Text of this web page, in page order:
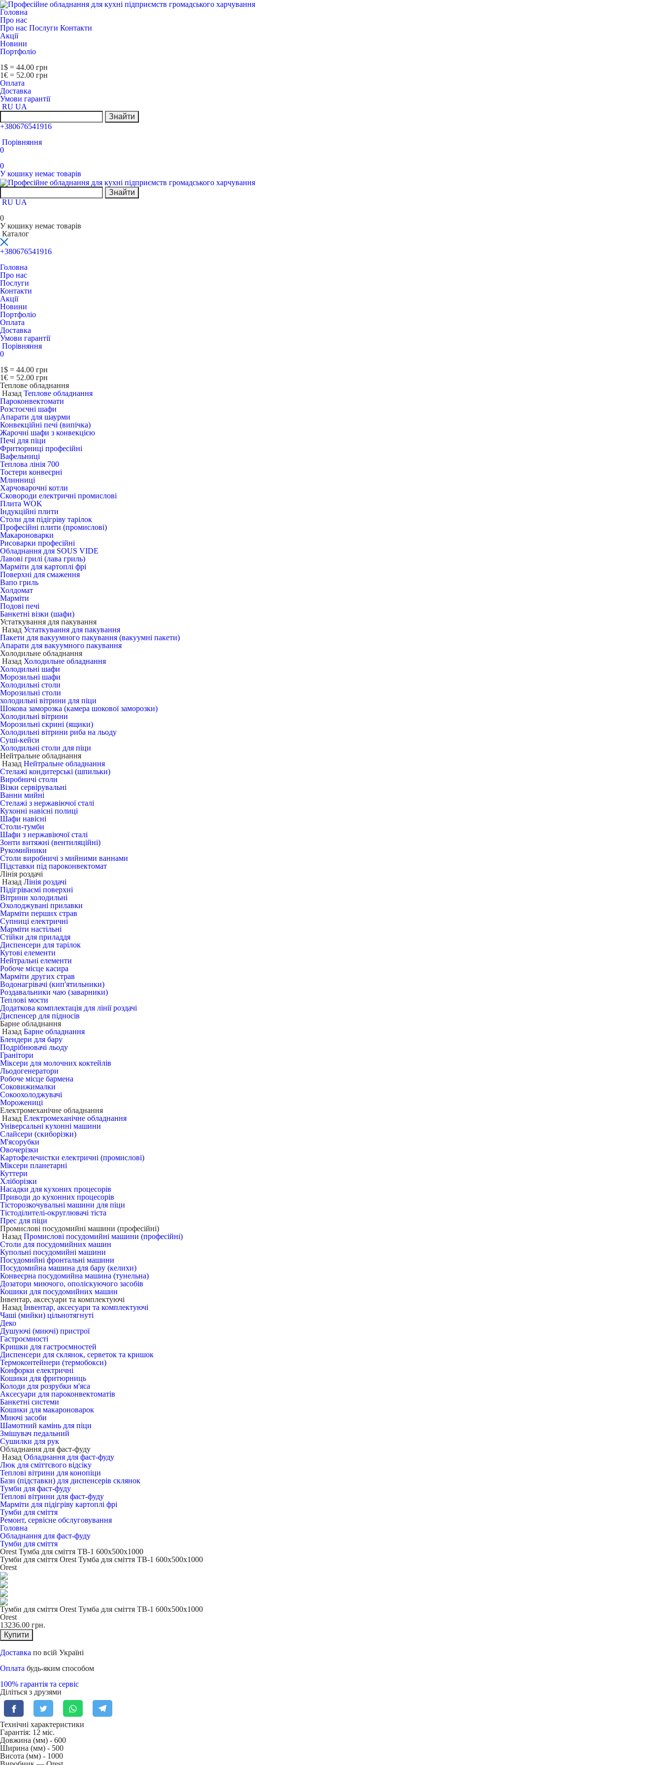
Головна
Про нас
Про нас Послуги Контакти
Акції
Новини
Портфоліо
1$ = 44.00 грн
1€ = 52.00 грн
Оплата
Доставка
Умови гарантії
RU UA
Знайти
+380676541916
Порівняння
0
0
У кошику немає товарів
Знайти
RU UA
0
У кошику немає товарів
Каталог
+380676541916
Головна
Про нас
Послуги
Контакти
Акції
Новини
Портфоліо
Оплата
Доставка
Умови гарантії
Порівняння
0
1$ = 44.00 грн
1€ = 52.00 грн
Теплове обладнання
Назад Теплове обладнання
Пароконвектомати
Розстоєчні шафи
Апарати для шаурми
Конвекційні печі (випічка)
Жарочні шафи з конвекцією
Печі для піци
Фритюрниці професійні
Вафельниці
Теплова лінія 700
Тостери конвеєрні
Млинниці
Харчоварочні котли
Сковороди електричні промислові
Плита WOK
Індукційні плити
Столи для підігріву тарілок
Професійні плити (промислові)
Макароноварки
Рисоварки професійні
Обладнання для SOUS VIDE
Лавові грилі (лава гриль)
Марміти для картоплі фрі
Поверхні для смаження
Вапо гриль
Холдомат
Марміти
Подові печі
Банкетні візки (шафи)
Устаткування для пакування
Назад Устаткування для пакування
Пакети для вакуумного пакування (вакуумні пакети)
Апарати для вакуумного пакування
Холодильне обладнання
Назад Холодильне обладнання
Холодильні шафи
Морозильні шафи
Холодильні столи
Морозильні столи
холодильні вітрини для піци
Шокова заморозка (камера шокової заморозки)
Холодильні вітрини
Морозильні скрині (ящики)
Холодильні вітрини риба на льоду
Суші-кейси
Холодильні столи для піци
Нейтральне обладнання
Назад Нейтральне обладнання
Стелажі кондитерські (шпильки)
Виробничі столи
Візки сервірувальні
Ванни мийні
Стелажі з нержавіючої сталі
Кухонні навісні полиці
Шафи навісні
Столи-тумби
Шафи з нержавіючої сталі
Зонти витяжні (вентиляційні)
Рукомийники
Столи виробничі з мийними ваннами
Підставки під пароконвектомат
Лінія роздачі
Назад Лінія роздачі
Підігріваємі поверхні
Вітрини холодильні
Охолоджувані прилавки
Марміти перших страв
Супниці електричні
Марміти настільні
Стійки для приладдя
Диспенсери для тарілок
Кутові елементи
Нейтральні елементи
Робоче місце касира
Марміти других страв
Водонагрівачі (кип'ятильники)
Роздавальники чаю (заварники)
Теплові мости
Додаткова комплектація для лінії роздачі
Диспенсер для підносів
Барне обладнання
Назад Барне обладнання
Блендери для бару
Подрібнювачі льоду
Гранітори
Міксери для молочних коктейлів
Льодогенератори
Робоче місце бармена
Соковижималки
Сокоохолоджувачі
Морожениці
Електромеханічне обладнання
Назад Електромеханічне обладнання
Універсальні кухонні машини
Слайсери (скиборізки)
М'ясорубки
Овочерізки
Картофелечистки електричні (промислові)
Міксери планетарні
Куттери
Хліборізки
Насадки для кухоних процесорів
Приводи до кухонних процесорів
Тісторозкочувальні машини для піци
Тістоділителі-округлювачі тіста
Прес для піци
Промислові посудомийні машини (професійні)
Назад Промислові посудомийні машини (професійні)
Столи для посудомийних машин
Купольні посудомийні машини
Посудомийні фронтальні машини
Посудомийна машина для бару (келихи)
Конвеєрна посудомийна машина (тунельна)
Дозатори миючого, ополіскуючого засобів
Кошики для посудомийних машин
Інвентар, аксесуари та комплектуючі
Назад Інвентар, аксесуари та комплектуючі
Чаші (мийки) цільнотягнуті
Деко
Душуючі (миючі) пристрої
Гастроємності
Кришки для гастроємностей
Диспенсери для склянок, серветок та кришок
Термоконтейнери (термобокси)
Конфорки електричні
Кошики для фритюрниць
Колоди для розрубки м'яса
Аксесуари для пароконвектоматів
Банкетні системи
Кошики для макароноварок
Миючі засоби
Шамотний камінь для піци
Змішувач педальний
Сушилки для рук
Обладнання для фаст-фуду
Назад Обладнання для фаст-фуду
Люк для сміттєвого відсіку
Теплові вітрини для конопіци
Бази (підставки) для диспенсерів склянок
Тумби для фаст-фуду
Теплові вітрини для фаст-фуду
Марміти для підігріву картоплі фрі
Тумби для сміття
Ремонт, сервісне обслуговування
Головна
Обладнання для фаст-фуду
Тумби для сміття
Orest Тумба для сміття TB-1 600х500х1000
Тумби для сміття Orest Тумба для сміття TB-1 600х500х1000
Orest
Тумби для сміття Orest Тумба для сміття TB-1 600х500х1000
Orest
13236.00 грн.
Купити
Доставка по всій Україні
Оплата будь-яким способом
100% гарантія та сервіс
Діліться з друзями
Технічні характеристики
Гарантія: 12 міс.
Довжина (мм) - 600
Ширина (мм) - 500
Висота (мм) - 1000